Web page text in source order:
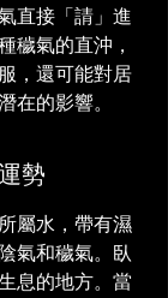
直接「請」進
穢氣的直沖，
，還可能對居
在的影響。
勢
屬水，帶有濕
氣和穢氣。臥
息的地方。當